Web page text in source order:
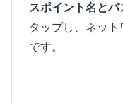
スポイント名とパ
タップし、ネッ
です。